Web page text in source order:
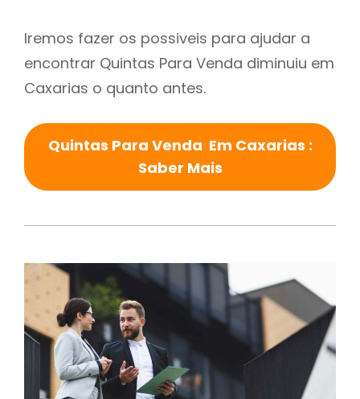
Iremos fazer os possiveis para ajudar a
encontrar Quintas Para Venda diminuiu em
Caxarias o quanto antes.
Quintas Para Venda Em Caxarias :
Saber Mais